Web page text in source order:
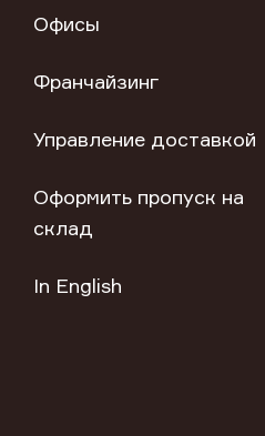
Офисы
Франчайзинг
Управление доставкой
Оформить пропуск на
склад
In English